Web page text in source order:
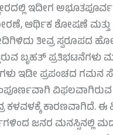
ಇದೀಗ
ಆರ್ಥಿಕ ಶೋಷಣೆ
ತೀವ್ರ ಸ್ವರೂಪದ
ಬೃಹತ್ ಪ್ರತಿಭಟನೆಗಳು
ಇಡೀ ಪ್ರಪಂಚದ ಗಮನ
ಕಳವಳಕ್ಕೆ
ಜನರ ಮನಸ್ಸಿನಲ್ಲಿ